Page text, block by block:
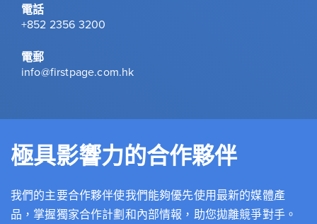
電話
+852 2356 3200
電郵
info@firstpage.com.hk
極具影響力的合作夥伴
我們的主要合作夥伴使我們能夠優先使用最新的媒體產
品，掌握獨家合作計劃和內部情報，助您拋離競爭對手。